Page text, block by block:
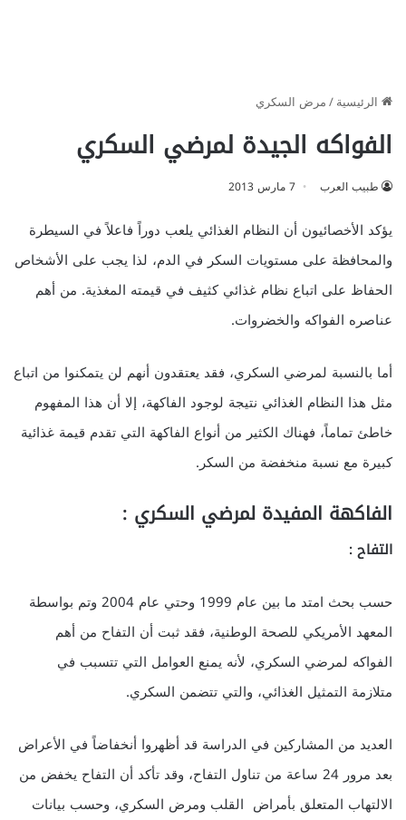
الرئيسية/مرض السكري
الفواكه الجيدة لمرضي السكري
طبيب العرب 7 مارس 2013
يؤكد الأخصائيون أن النظام الغذائي يلعب دوراً فاعلاً في السيطرة
والمحافظة على مستويات السكر في الدم، لذا يجب على الأشخاص
الحفاظ على اتباع نظام غذائي كثيف في قيمته المغذية. من أهم
عناصره الفواكه والخضروات.
أما بالنسبة لمرضي السكري، فقد يعتقدون أنهم لن يتمكنوا من اتباع
مثل هذا النظام الغذائي نتيجة لوجود الفاكهة، إلا أن هذا المفهوم
خاطئ تماماً، فهناك الكثير من أنواع الفاكهة التي تقدم قيمة غذائية
كبيرة مع نسبة منخفضة من السكر.
الفاكهة المفيدة لمرضي السكري :
التفاح :
حسب بحث امتد ما بين عام 1999 وحتي عام 2004 وتم بواسطة
المعهد الأمريكي للصحة الوطنية، فقد ثبت أن التفاح من أهم
الفواكه لمرضي السكري، لأنه يمنع العوامل التي تتسبب في
متلازمة التمثيل الغذائي، والتي تتضمن السكري.
العديد من المشاركين في الدراسة قد أظهروا أنخفاضاً في الأعراض
بعد مرور 24 ساعة من تناول التفاح، وقد تأكد أن التفاح يخفض من
الالتهاب المتعلق بأمراض القلب ومرض السكري، وحسب بيانات